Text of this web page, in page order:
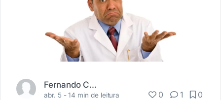
Fernando Carbonieri
abr. 5 -14 min de leitura 0 1 0